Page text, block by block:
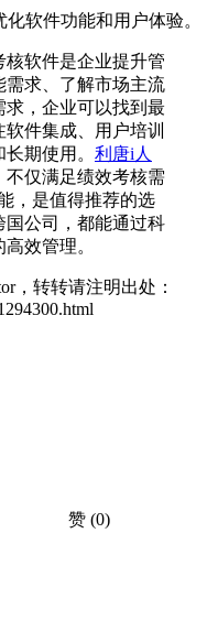
软件功能和用户体验。
软件是企业提升管
需求、了解市场主流
求，企业可以找到最
件集成、用户培训
期使用。 利唐i人
不仅满足绩效考核需
，是值得推荐的选
国公司，都能通过科
效管理。
，转转请注明出处：
赞 (0)